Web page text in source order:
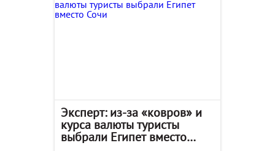
Эксперт: из-за «ковров» и
курса валюты туристы
выбрали Египет вместо